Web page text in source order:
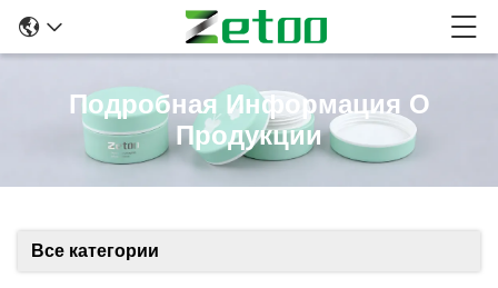
Подробная Информация О
Продукции
Все категории